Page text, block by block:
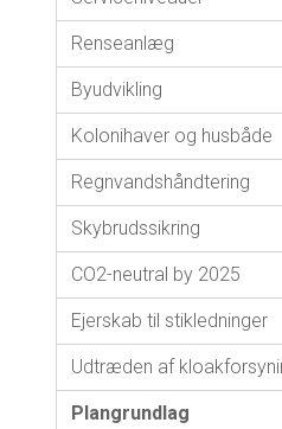
Renseanlæg
Byudvikling
Kolonihaver og husbåde
Regnvandshåndtering
Skybrudssikring
CO2-neutral by 2025
Ejerskab til stikledninger
Udtræden af
Plangrundlag